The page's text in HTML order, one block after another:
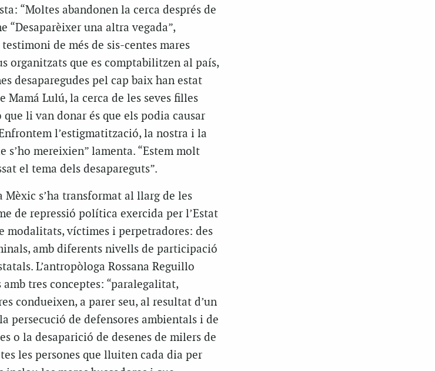
“Moltes abandonen la cerca després de
“Desaparèixer una altra vegada”,
de més de sis-centes mares
organitzats que es comptabilitzen al país,
desaparegudes pel cap baix han estat
Mamá Lulú, la cerca de les seves filles
li van donar és que els podia causar
l’estigmatització, la nostra i la
s’ho mereixien” lamenta. “Estem molt
el tema dels desapareguts”.
s’ha transformat al llarg de les
de repressió política exercida per l’Estat
víctimes i perpetradores: des
amb diferents nivells de participació
L’antropòloga Rossana Reguillo
tres conceptes: “paralegalitat,
condueixen, a parer seu, al resultat d’un
de defensores ambientals i de
o la desaparició de desenes de milers de
les persones que lluiten cada dia per